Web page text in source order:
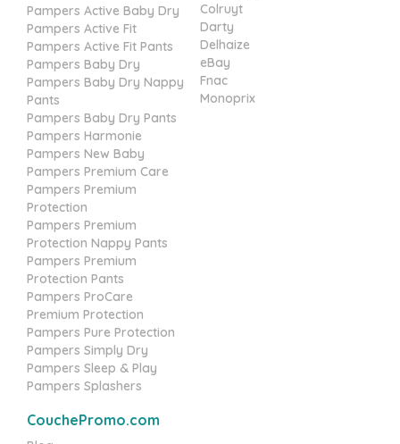
Pampers Active Baby Dry
Pampers Active Fit
Pampers Active Fit Pants
Pampers Baby Dry
Pampers Baby Dry Nappy
Pants
Pampers Baby Dry Pants
Pampers Harmonie
Pampers New Baby
Pampers Premium Care
Pampers Premium
Protection
Pampers Premium
Protection Nappy Pants
Pampers Premium
Protection Pants
Pampers ProCare
Premium Protection
Pampers Pure Protection
Pampers Simply Dry
Pampers Sleep & Play
Pampers Splashers
Colruyt
Darty
Delhaize
eBay
Fnac
Monoprix
CouchePromo.com